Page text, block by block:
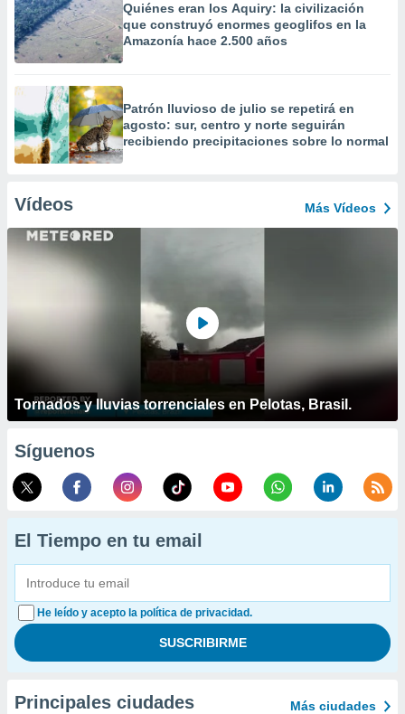
Quiénes eran los Aquiry: la civilización
que construyó enormes geoglifos en la
Amazonía hace 2.500 años
Patrón lluvioso de julio se repetirá en
agosto: sur, centro y norte seguirán
recibiendo precipitaciones sobre lo normal
Vídeos Más Vídeos
Tornados y lluvias torrenciales en Pelotas, Brasil.
Síguenos
El Tiempo en tu email
He leído y acepto la política de privacidad.
Principales ciudades Más ciudades